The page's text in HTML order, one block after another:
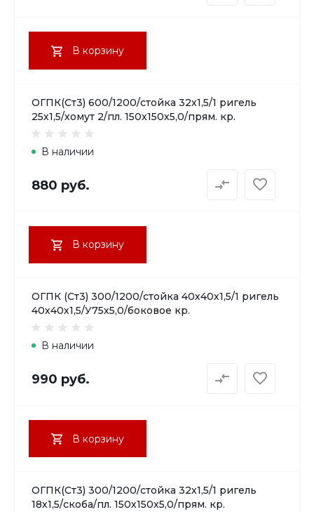
В корзину
ОГПК(Ст3) 600/1200/стойка 32х1,5/1 ригель
25х1,5/хомут 2/пл. 150х150х5,0/прям. кр.
В наличии
880 руб.
В корзину
ОГПК (Ст3) 300/1200/стойка 40х40х1,5/1 ригель
40х40х1,5/У75х5,0/боковое кр.
В наличии
990 руб.
В корзину
ОГПК(Ст3) 300/1200/стойка 32х1,5/1 ригель
18х1,5/скоба/пл. 150х150х5,0/прям. кр.